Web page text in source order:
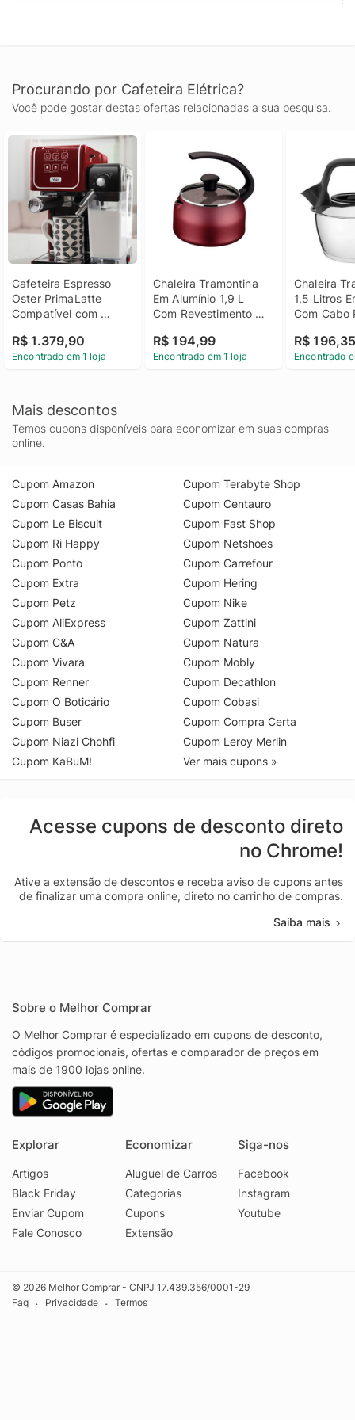
Procurando por Cafeteira Elétrica?
Você pode gostar destas ofertas relacionadas a sua pesquisa.
Cafeteira Espresso
Oster PrimaLatte
Compatível com
Vermelho 220 volts
R$ 1.379,90
Encontrado em 1 loja
Chaleira Tramontina
Em Alumínio 1,9 L
Com Revestimento
R$ 194,99
Encontrado em 1 loja
Chaleira
1,5 Litros
Com Cabo
R$
Encontrado
Mais descontos
Temos cupons disponíveis para economizar em suas compras
online.
Cupom Amazon
Cupom Casas Bahia
Cupom Le Biscuit
Cupom Ri Happy
Cupom Ponto
Cupom Extra
Cupom Petz
Cupom AliExpress
Cupom C&A
Cupom Vivara
Cupom Renner
Cupom O Boticário
Cupom Buser
Cupom Niazi Chohfi
Cupom KaBuM!
Cupom Terabyte Shop
Cupom Centauro
Cupom Fast Shop
Cupom Netshoes
Cupom Carrefour
Cupom Hering
Cupom Nike
Cupom Zattini
Cupom Natura
Cupom Mobly
Cupom Decathlon
Cupom Cobasi
Cupom Compra Certa
Cupom Leroy Merlin
Ver mais cupons »
Acesse cupons de desconto direto
no Chrome!
Ative a extensão de descontos e receba aviso de cupons antes
de finalizar uma compra online, direto no carrinho de compras.
Saiba mais
Sobre o Melhor Comprar
O Melhor Comprar é especializado em cupons de desconto,
códigos promocionais, ofertas e comparador de preços em
mais de 1900 lojas online.
Explorar
Artigos
Black Friday
Enviar Cupom
Fale Conosco
Economizar
Aluguel de Carros
Categorias
Cupons
Extensão
Siga-nos
Facebook
Instagram
Youtube
© 2026 Melhor Comprar - CNPJ 17.439.356/0001-29
Faq
• Privacidade • Termos